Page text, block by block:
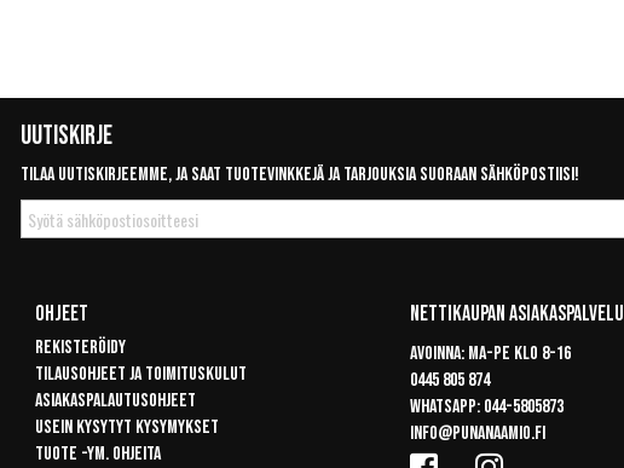
Uutiskirje
Tilaa uutiskirjeemme, ja saat tuotevinkkejä ja tarjouksia suoraan sähköpostiisi!
Tilaa
uutiskirje
Ohjeet
Rekisteröidy
Tilausohjeet ja toimituskulut
Asiakaspalautusohjeet
Usein kysytyt kysymykset
Tuote -ym. ohjeita
Nettikaupan Asiakaspalvelu
Avoinna: Ma-pe klo 8-16
0445 805 874
Whatsapp: 044-5805873
info@punanaamio.fi